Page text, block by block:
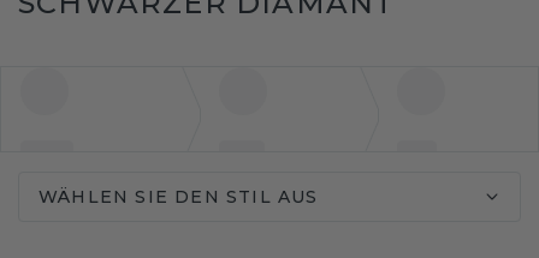
WÄHLEN SIE DEN STIL AUS